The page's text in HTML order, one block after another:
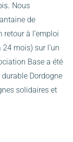
Nous
de
retour à l’emploi
mois) sur l’un
Base a été
Dordogne
solidaires et